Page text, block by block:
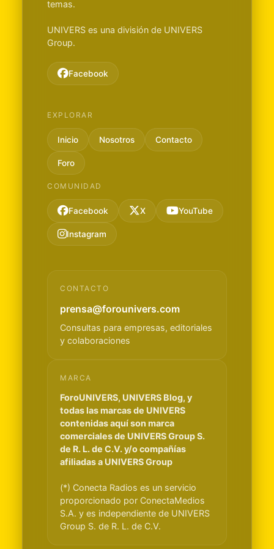
temas.
UNIVERS es una división de UNIVERS
Group.
Facebook
EXPLORAR
Inicio Nosotros Contacto
Foro
COMUNIDAD
Facebook X YouTube
Instagram
CONTACTO
prensa@forounivers.com
Consultas para empresas, editoriales
y colaboraciones
MARCA
ForoUNIVERS, UNIVERS Blog, y
todas las marcas de UNIVERS
contenidas aquí son marca
comerciales de UNIVERS Group S.
de R. L. de C.V. y/o compañías
afiliadas a UNIVERS Group
(*) Conecta Radios es un servicio
proporcionado por ConectaMedios
S.A. y es independiente de UNIVERS
Group S. de R. L. de C.V.